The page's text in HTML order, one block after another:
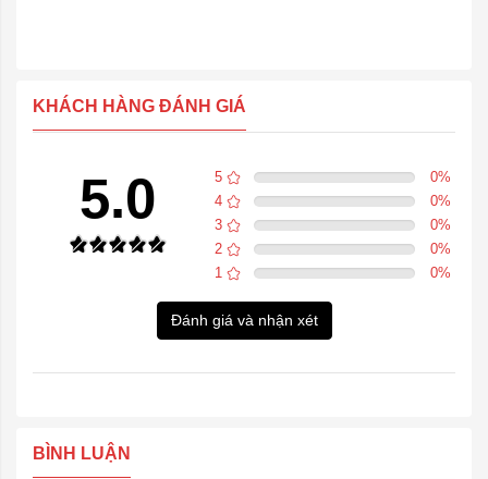
KHÁCH HÀNG ĐÁNH GIÁ
5.0 5 0%
4
0%
3
0%
2
0%
1
0%
Đánh giá và nhận xét
BÌNH LUẬN